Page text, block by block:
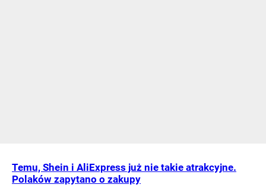
Temu, Shein i AliExpress już nie takie atrakcyjne.
Polaków zapytano o zakupy